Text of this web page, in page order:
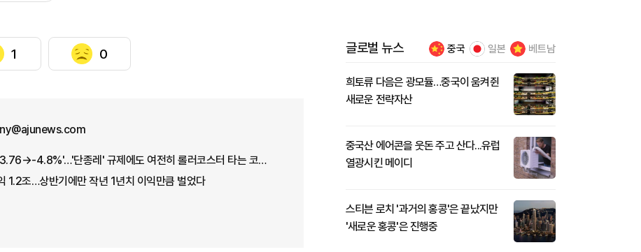
1 0
'+17.91→-5.12→+3.76→-4.8%'…'단종레' 규제에도 여전히 롤러코스터 타는 코스피
1.2조…상반기에만 작년 1년치 이익만큼 벌었다
글로벌 뉴스 중국 일본 베트남
희토류 다음은 광모듈…중국이 움켜쥔
새로운 전략자산
중국산 에어콘을 웃돈 주고 산다...유럽
열광시킨 메이디
스티븐 로치 '과거의 홍콩'은 끝났지만
'새로운 홍콩'은 진행중